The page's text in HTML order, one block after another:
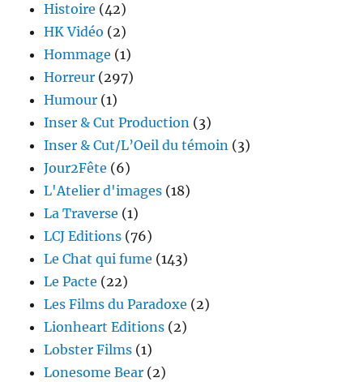
Histoire (42)
HK Vidéo (2)
Hommage (1)
Horreur (297)
Humour (1)
Inser & Cut Production (3)
Inser & Cut/L’Oeil du témoin (3)
Jour2Fête (6)
L'Atelier d'images (18)
La Traverse (1)
LCJ Editions (76)
Le Chat qui fume (143)
Le Pacte (22)
Les Films du Paradoxe (2)
Lionheart Editions (2)
Lobster Films (1)
Lonesome Bear (2)